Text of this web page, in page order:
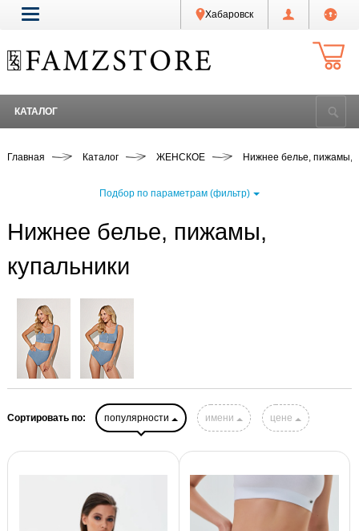
Хабаровск
КАТАЛОГ
Главная Каталог ЖЕНСКОЕ Нижнее белье, пижамы,
Подбор по параметрам (фильтр)
Нижнее белье, пижамы,
купальники
Сортировать по: популярности имени цене